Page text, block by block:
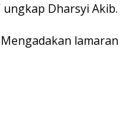
ungkap Dharsyi Akib.
lamaran